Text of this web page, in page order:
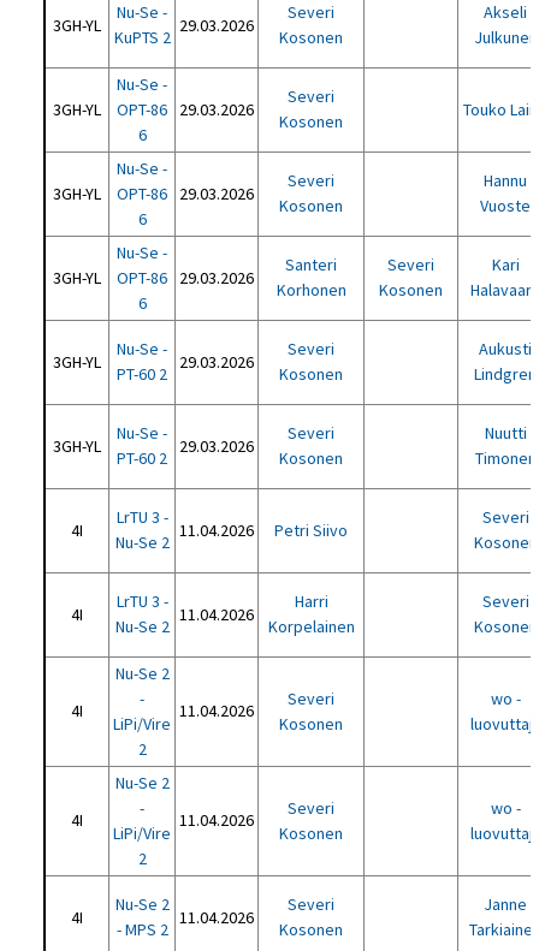
3GH-YL
Nu-Se -
KuPTS 2
29.03.2026
Severi
Kosonen
Akseli
Julkunen
3GH-YL
Nu-Se -
OPT-86
6
29.03.2026
Severi
Kosonen
Touko
3GH-YL
Nu-Se -
OPT-86
6
29.03.2026
Severi
Kosonen
Hannu
Vuoste
3GH-YL
Nu-Se -
OPT-86
6
29.03.2026
Santeri
Korhonen
Severi
Kosonen
Kari
3GH-YL
Nu-Se -
PT-60 2
29.03.2026
Severi
Kosonen
Aukusti
Lindgren
3GH-YL
Nu-Se -
PT-60 2
29.03.2026
Severi
Kosonen
Nuutti
Timonen
4I
LrTU 3 -
Nu-Se 2
11.04.2026 Petri Siivo
Severi
Kosonen
4I
LrTU 3 -
Nu-Se 2
11.04.2026
Harri
Korpelainen
Severi
Kosonen
4I
Nu-Se 2
-
LiPi/Vire
2
11.04.2026
Severi
Kosonen
wo -
4I
Nu-Se 2
-
LiPi/Vire
2
11.04.2026
Severi
Kosonen
wo -
4I
Nu-Se 2
- MPS 2
11.04.2026
Severi
Kosonen
Janne